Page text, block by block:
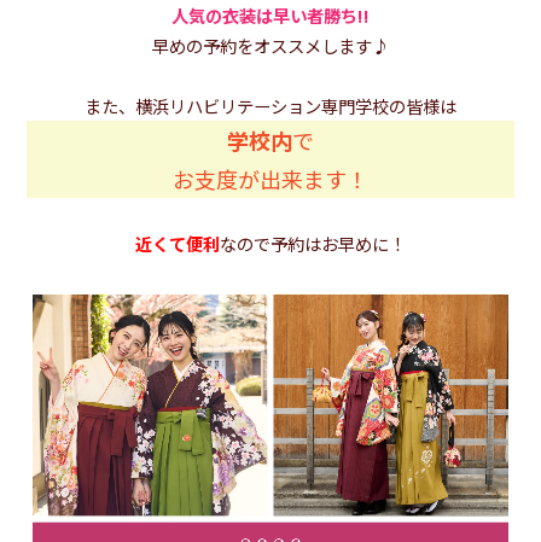
人気の衣装は早い者勝ち!!
早めの予約をオススメします♪
また、横浜リハビリテーション専門学校の皆様は
学校内で
お支度が出来ます！
近くて便利なので予約はお早めに！